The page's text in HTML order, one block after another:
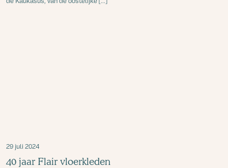
29 juli 2024
40 jaar Flair vloerkleden